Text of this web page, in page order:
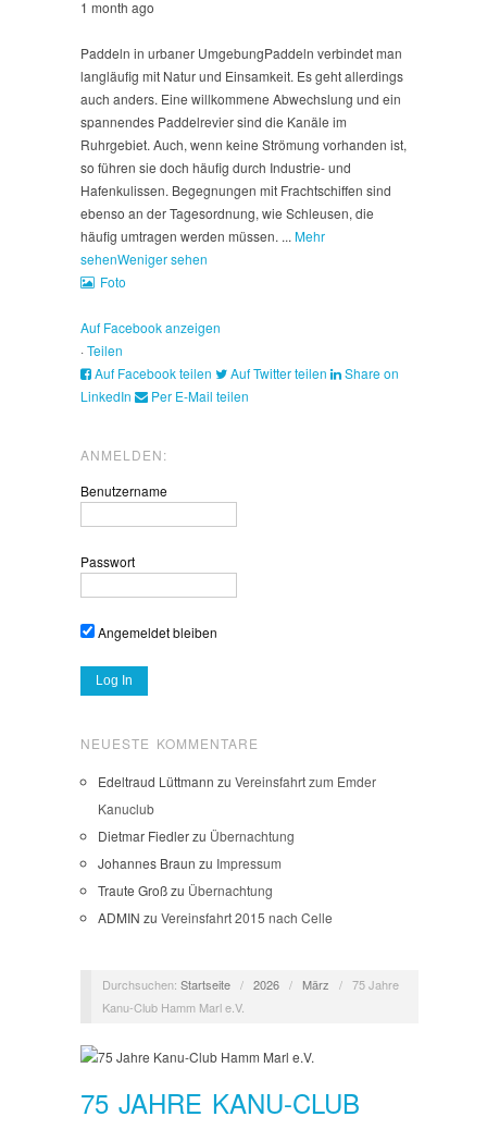
1 month ago
Paddeln in urbaner UmgebungPaddeln verbindet man
langläufig mit Natur und Einsamkeit. Es geht allerdings
auch anders. Eine willkommene Abwechslung und ein
spannendes Paddelrevier sind die Kanäle im
Ruhrgebiet. Auch, wenn keine Strömung vorhanden ist,
so führen sie doch häufig durch Industrie- und
Hafenkulissen. Begegnungen mit Frachtschiffen sind
ebenso an der Tagesordnung, wie Schleusen, die
häufig umtragen werden müssen. ... Mehr
sehenWeniger sehen
Foto
Auf Facebook anzeigen
·Teilen
Auf Facebook teilen
Auf Twitter teilen
Share on
LinkedIn
Per E-Mail teilen
ANMELDEN:
Benutzername
Passwort
Angemeldet bleiben
NEUESTE KOMMENTARE
Edeltraud Lüttmann zu Vereinsfahrt zum Emder
Kanuclub
Dietmar Fiedlerzu Übernachtung
Johannes Braun zu Impressum
Traute Großzu Übernachtung
ADMIN zu Vereinsfahrt 2015 nach Celle
Durchsuchen: Startseite / 2026 / März / 75 Jahre
Kanu-Club Hamm Marl e.V.
75 JAHRE KANU-CLUB